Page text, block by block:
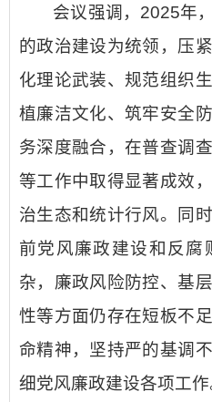
会议强调，2025年
的政治建设为统领，压
化理论武装、规范组织
植廉洁文化、筑牢安全
务深度融合，在普查调
等工作中取得显著成效
治生态和统计行风。同
前党风廉政建设和反腐
杂，廉政风险防控、基
性等方面仍存在短板不
命精神，坚持严的基调
细党风廉政建设各项工作